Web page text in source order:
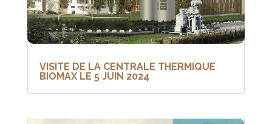
VISITE DE LA CENTRALE THERMIQUE
BIOMAX LE 5 JUIN 2024